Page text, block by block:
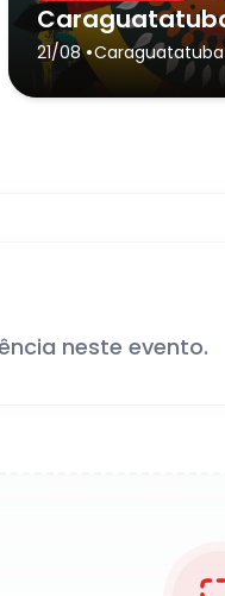
21/08 •Caraguatatuba
neste evento.